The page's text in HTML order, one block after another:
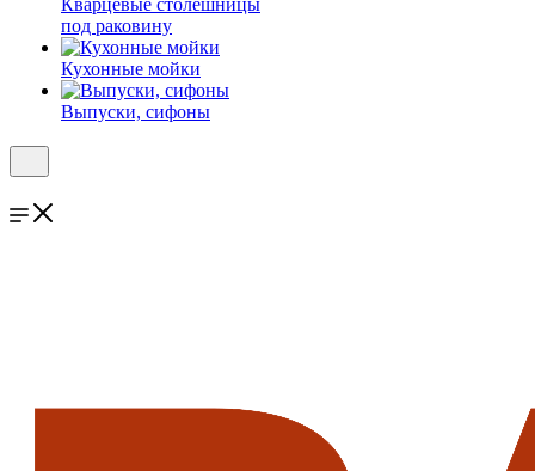
Кварцевые столешницы
под раковину
Кухонные мойки
Выпуски, сифоны